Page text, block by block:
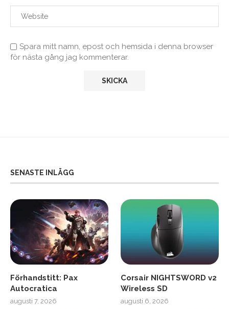
Spara mitt namn, epost och hemsida i denna browser
för nästa gång jag kommenterar.
SENASTE INLÄGG
Förhandstitt: Pax
Autocratica
augusti 7, 2026
Corsair NIGHTSWORD v2
Wireless SD
augusti 6, 2026